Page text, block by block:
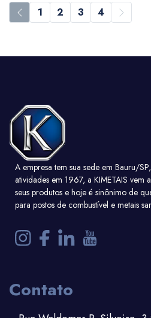
1 2 3 4
A empresa tem sua sede em Bauru/
atividades em 1967, a KIMETAIS vem
seus produtos e hoje é sinônimo de
para postos de combustível e metais
Contato